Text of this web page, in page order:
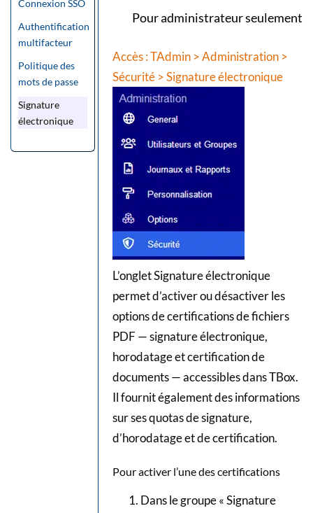
Connexion SSO
Authentification
multifacteur
Politique des
mots de passe
Signature
électronique
Pour administrateur seulement
Accès : TAdmin > Administration >
Sécurité > Signature électronique
L’onglet Signature électronique
permet d’activer ou désactiver les
options de certifications de fichiers
PDF — signature électronique,
horodatage et certification de
documents — accessibles dans TBox.
Il fournit également des informations
sur ses quotas de signature,
d’horodatage et de certification.
Pour activer l’une des certifications
Dans le groupe « Signature